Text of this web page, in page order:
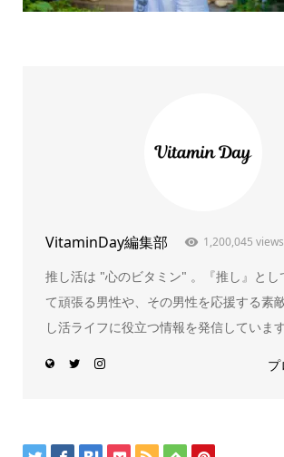
VitaminDay編集部 1,200,045 views
推し活は "心のビタミン" 。『推し』とし
て頑張る男性や、その男性を応援する素
し活ライフに役立つ情報を発信しています
プ